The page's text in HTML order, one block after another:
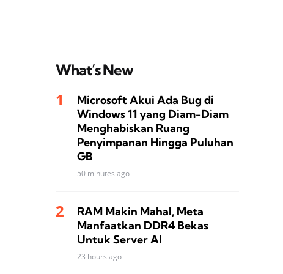
What’s New
Microsoft Akui Ada Bug di
Windows 11 yang Diam-Diam
Menghabiskan Ruang
Penyimpanan Hingga Puluhan
GB
50 minutes ago
RAM Makin Mahal, Meta
Manfaatkan DDR4 Bekas
Untuk Server AI
23 hours ago